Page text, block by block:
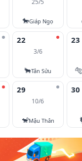
🐎Giáp Ngọ
22
3/6
🐂Tân Sửu
23
🐅
29
10/6
🐒Mậu Thân
30